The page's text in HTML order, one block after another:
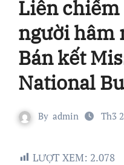
Liên
người hâm
Bán kết
National
By admin Th3
LƯỢT XEM: 2.078